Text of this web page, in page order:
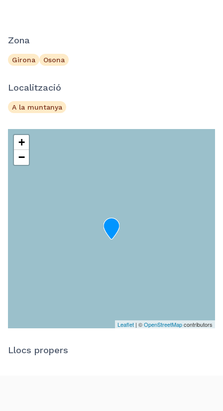
Zona
Girona Osona
Localització
A la muntanya
+
−
Leaflet | ©OpenStreetMapcontributors
Llocs propers